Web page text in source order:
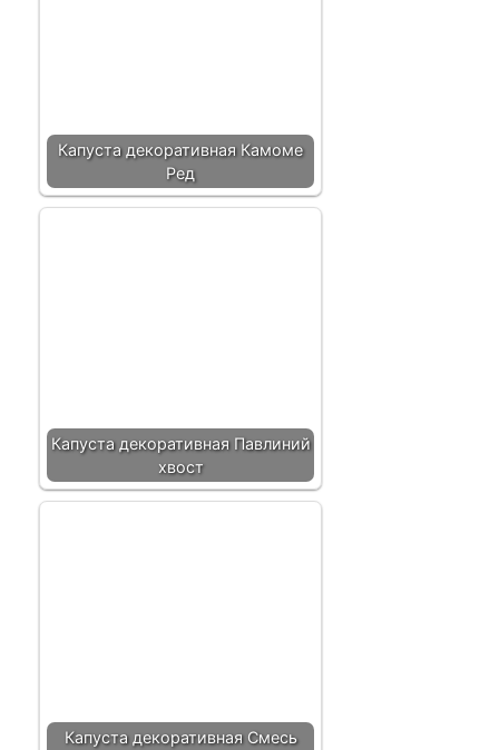
Капуста декоративная Камоме
Ред
Капуста декоративная Павлиний
хвост
Капуста декоративная Смесь